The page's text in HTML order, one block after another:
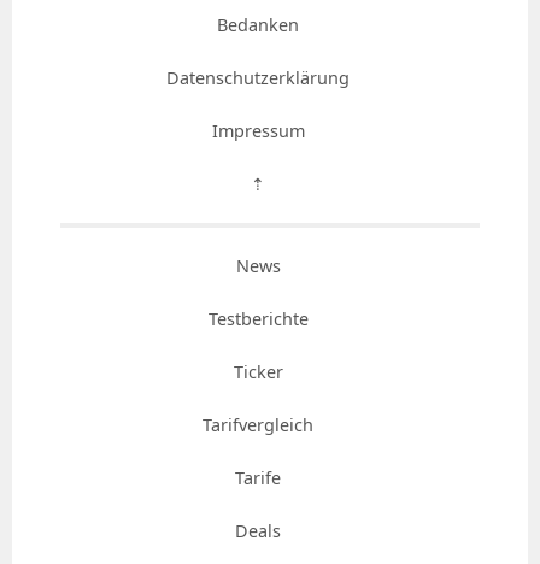
Bedanken
Datenschutzerklärung
Impressum
⇡
News
Testberichte
Ticker
Tarifvergleich
Tarife
Deals